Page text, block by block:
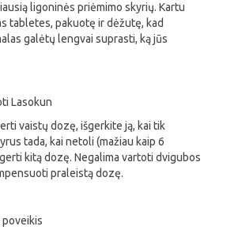
ligoninės priėmimo skyrių. Kartu
tabletes, pakuotę ir dėžutę, kad
galėtų lengvai suprasti, ką jūs
Lasokun
vaistų dozę, išgerkite ją, kai tik
tada, kai netoli (mažiau kaip 6
kitą dozę. Negalima vartoti dvigubos
praleistą dozę.
poveikis